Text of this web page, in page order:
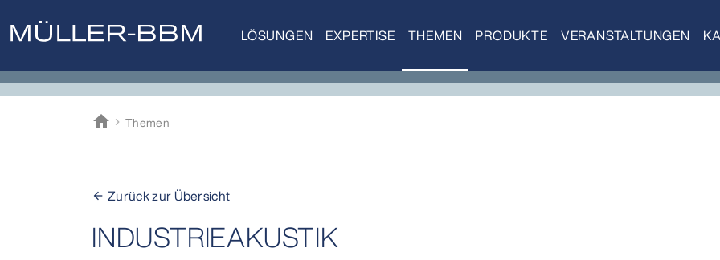
LÖSUNGEN EXPERTISE THEMEN PRODUKTE VERANSTALTUNGEN
home
Müller-BBM
Themen
arrow_back Zurück zur Übersicht
INDUSTRIEAKUSTIK